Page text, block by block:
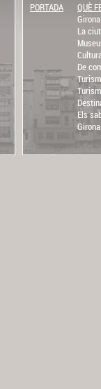
PORTADA
QUÈ
La
De
Els